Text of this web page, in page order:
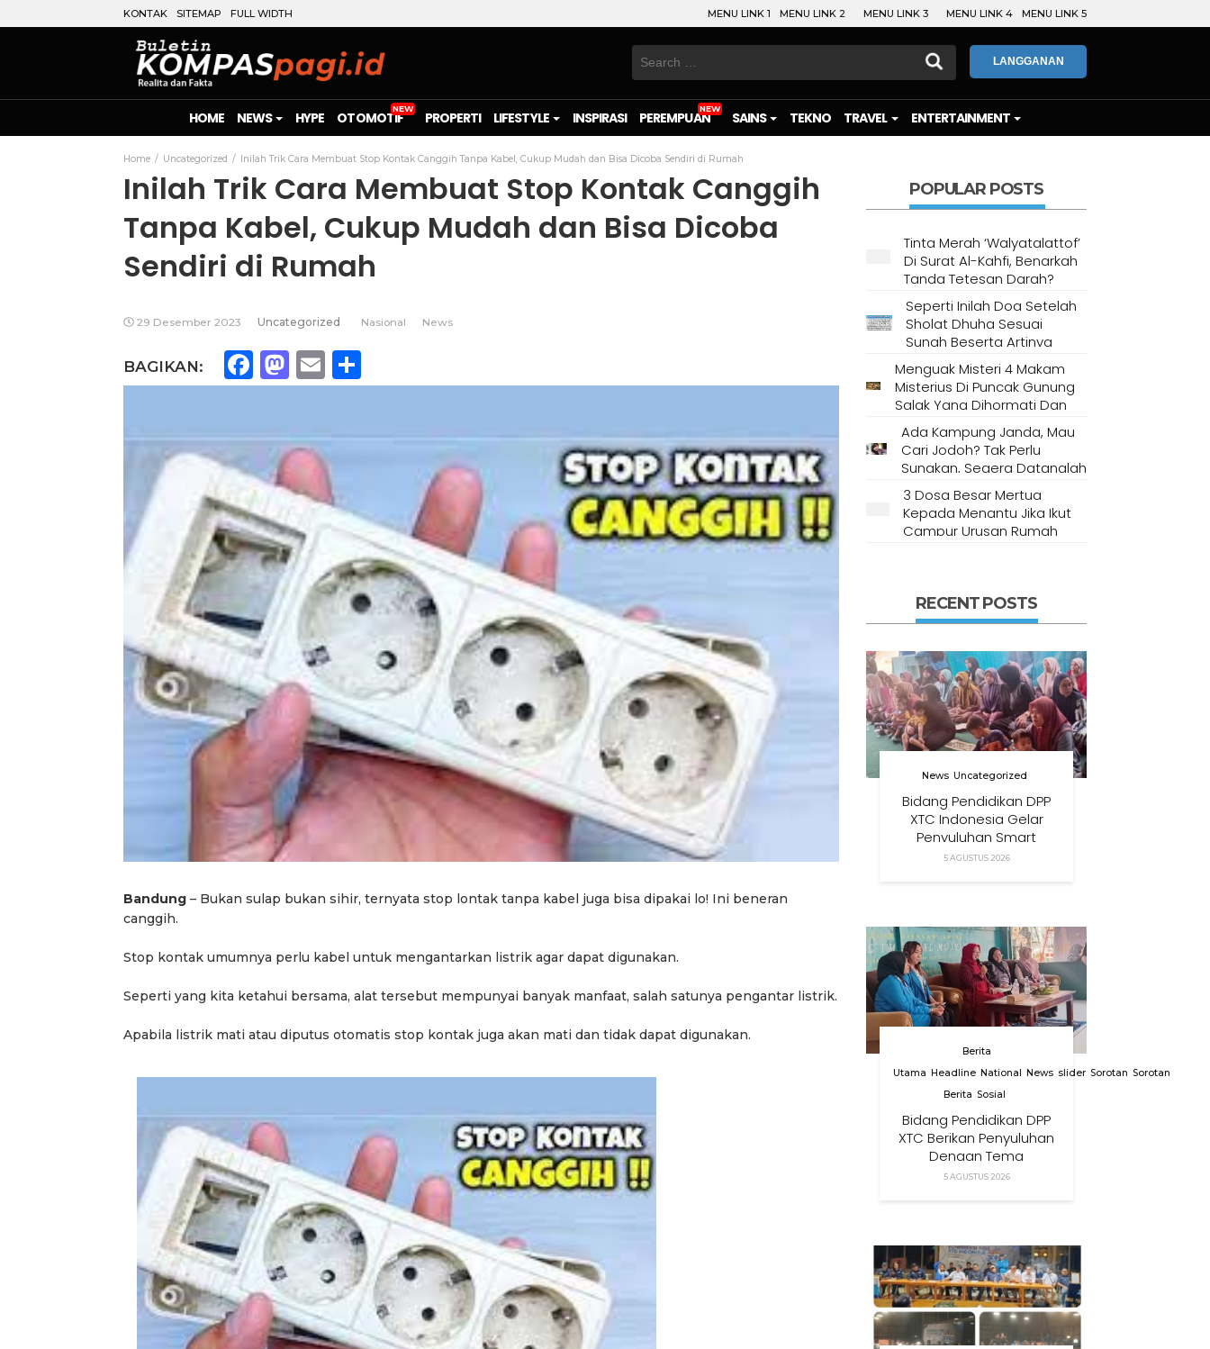
KONTAK SITEMAP FULL WIDTH MENU LINK 1 MENU LINK 2 MENU LINK 3 MENU LINK 4 MENU LINK 5
Search
LANGGANAN
HOME NEWS HYPE OTOMOTIF PROPERTI LIFESTYLE INSPIRASI PEREMPUAN SAINS TEKNO TRAVEL ENTERTAINMENT
Home Uncategorized Inilah Trik Cara Membuat Stop Kontak Canggih Tanpa Kabel, Cukup Mudah dan Bisa Dicoba Sendiri di Rumah
Inilah Trik Cara Membuat Stop Kontak Canggih
Tanpa Kabel, Cukup Mudah dan Bisa Dicoba
Sendiri di Rumah
29 Desember 2023 Uncategorized Nasional News
BAGIKAN: Facebook
Mastodon
Email
Bandung – Bukan sulap bukan sihir, ternyata stop lontak tanpa kabel juga bisa dipakai lo! Ini beneran
canggih.
Stop kontak umumnya perlu kabel untuk mengantarkan listrik agar dapat digunakan.
Seperti yang kita ketahui bersama, alat tersebut mempunyai banyak manfaat, salah satunya pengantar listrik.
Apabila listrik mati atau diputus otomatis stop kontak juga akan mati dan tidak dapat digunakan.
POPULAR POSTS
Tinta Merah ‘Walyatalattof’
Di Surat Al-Kahfi, Benarkah
Tanda Tetesan Darah?
Seperti Inilah Doa Setelah
Sholat Dhuha Sesuai
Sunah Beserta Artinya
Menguak Misteri 4 Makam
Misterius Di Puncak Gunung
Salak Yang Dihormati Dan
Dianggap Tempat Suci Oleh
Masyarakat Setempat
Ada Kampung Janda, Mau
Cari Jodoh? Tak Perlu
Sungkan, Segera Datanglah
Ke Desa Ini
3 Dosa Besar Mertua
Kepada Menantu Jika Ikut
Campur Urusan Rumah
RECENT POSTS
News Uncategorized
Bidang Pendidikan DPP
XTC Indonesia Gelar
Penyuluhan Smart
Parenting Di Desa
5 AGUSTUS 2026
Berita
Utama
Headline National News slider Sorotan Sorotan
Berita Sosial
Bidang Pendidikan DPP
XTC Berikan Penyuluhan
Dengan Tema
Membangun Peran
5 AGUSTUS 2026